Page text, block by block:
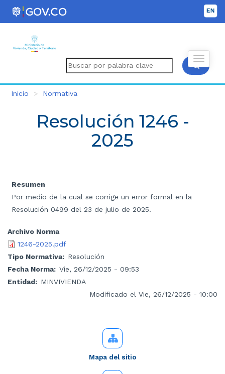
Inicio Normativa
Resolución 1246 -
2025
Resumen
Por medio de la cual se corrige un error formal en la
Resolución 0499 del 23 de julio de 2025.
Archivo Norma
1246-2025.pdf
Tipo Normativa
Resolución
Fecha Norma
Vie, 26/12/2025 - 09:53
Entidad
MINVIVIENDA
Modificado el Vie, 26/12/2025 - 10:00
Mapa del sitio